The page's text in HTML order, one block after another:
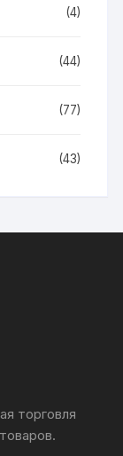
(4)
(44)
(77)
(43)
торговля